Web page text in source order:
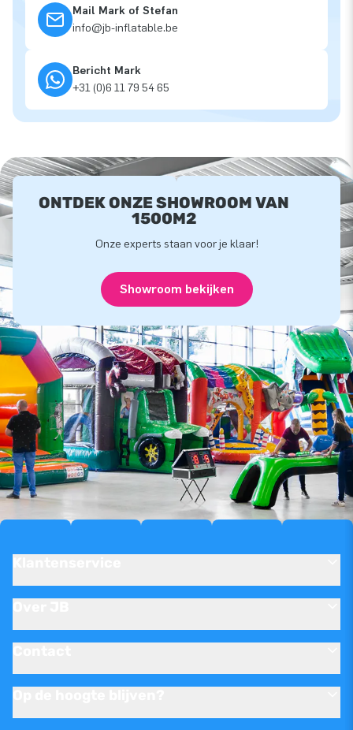
Mail Mark of Stefan
info@jb-inflatable.be
Bericht Mark
+31 (0)6 11 79 54 65
ONTDEK ONZE SHOWROOM VAN
1500M2
Onze experts staan voor je klaar!
Showroom bekijken